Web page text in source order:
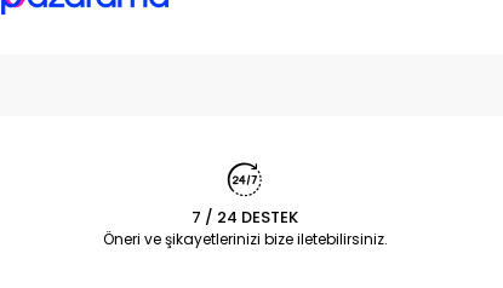
7 / 24 DESTEK
Öneri ve şikayetlerinizi bize iletebilirsiniz.